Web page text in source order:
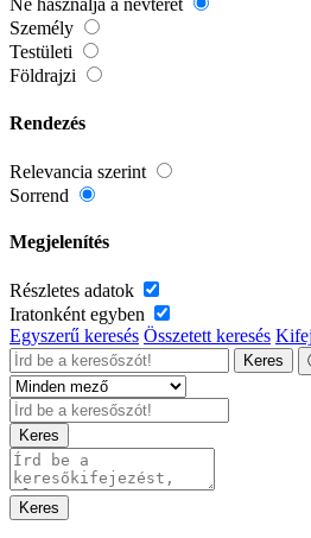
Ne használja a névteret
Személy
Testületi
Földrajzi
Rendezés
Relevancia szerint
Sorrend
Megjelenítés
Részletes adatok
Iratonként egyben
Egyszerű keresés Összetett keresés
Keres
Keres
Keres